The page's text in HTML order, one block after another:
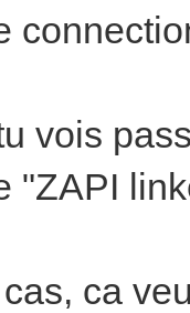
vois
"ZAPI
ca